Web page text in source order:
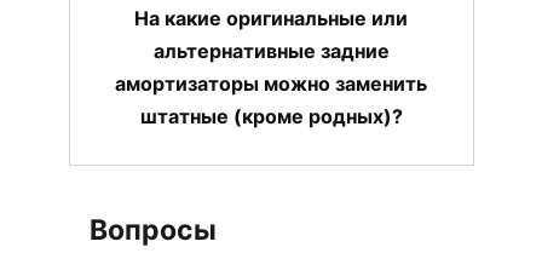
На какие оригинальные или
альтернативные задние
амортизаторы можно заменить
штатные (кроме родных)?
Вопросы